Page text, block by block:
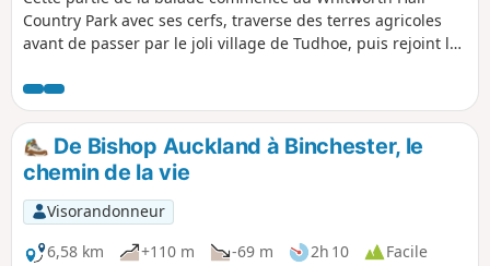
Country Park avec ses cerfs, traverse des terres agricoles
avant de passer par le joli village de Tudhoe, puis rejoint le
périphérie de la ville de Durham.
De Bishop Auckland à Binchester, le
chemin de la vie
Visorandonneur
6,58 km
+110 m -69 m 2h 10
Facile